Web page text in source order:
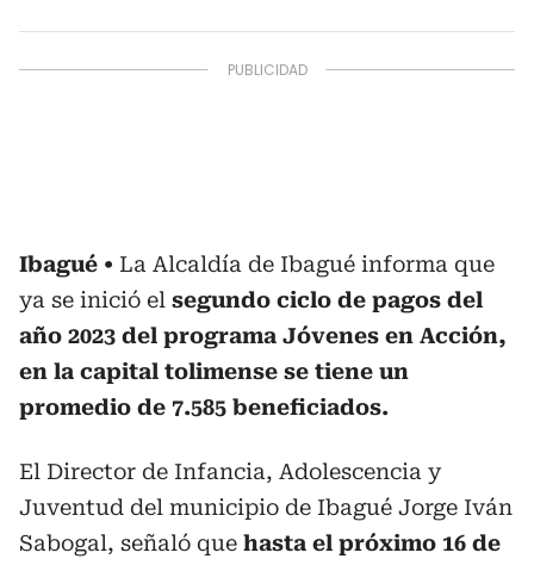
Ibagué
La Alcaldía de Ibagué informa que
ya se inició el segundo ciclo de pagos del
año 2023 del programa Jóvenes en Acción,
en la capital tolimense se tiene un
promedio de 7.585 beneficiados.
El Director de Infancia, Adolescencia y
Juventud del municipio de Ibagué Jorge Iván
Sabogal, señaló que hasta el próximo 16 de